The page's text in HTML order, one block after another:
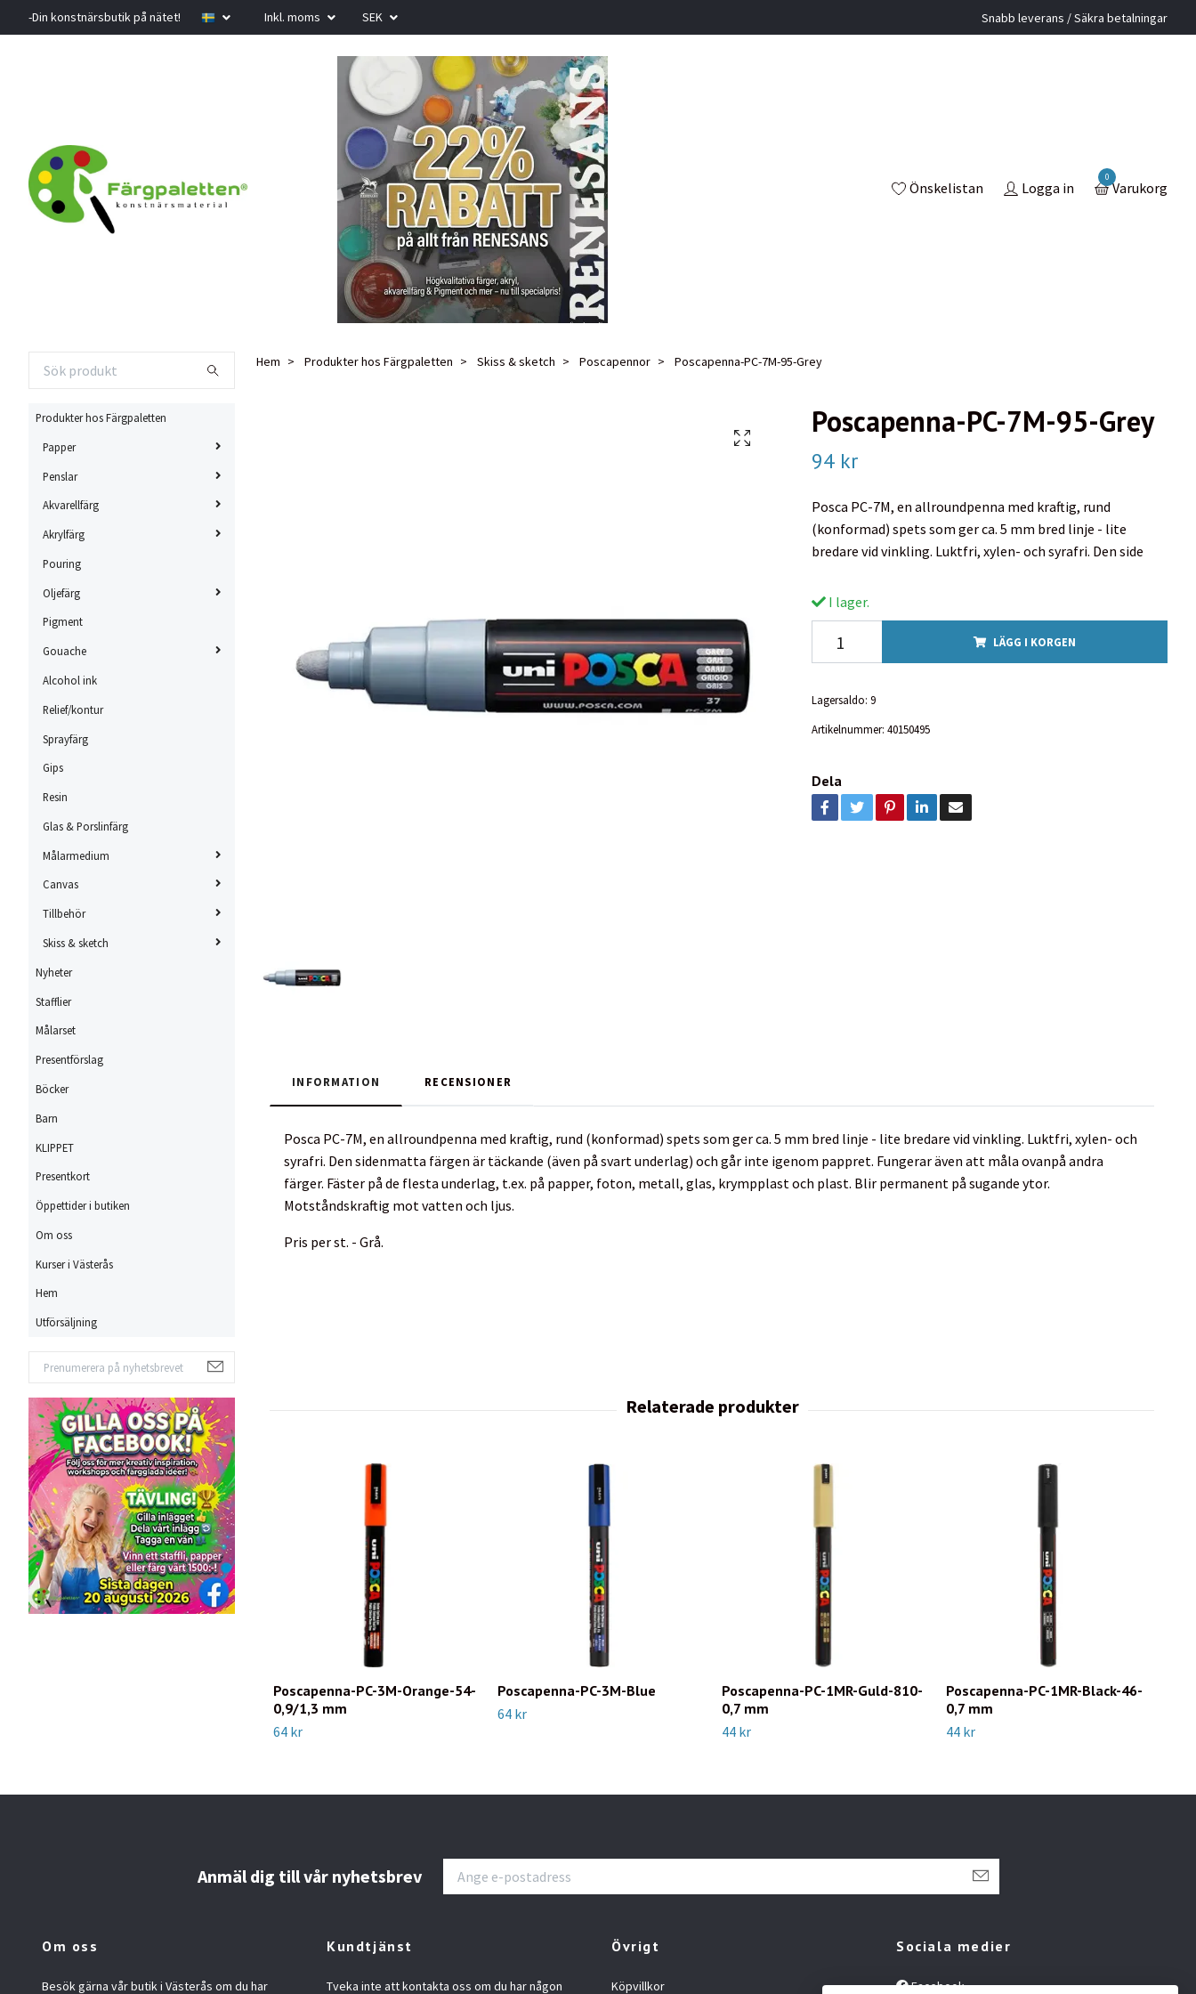
-Din konstnärsbutik på nätet! Inkl. moms SEK Snabb leverans / Säkra betalningar
Önskelistan Logga in
0
Varukorg
Produkter hos Färgpaletten
Papper
Penslar
Akvarellfärg
Akrylfärg
Pouring
Oljefärg
Pigment
Gouache
Alcohol ink
Relief/kontur
Sprayfärg
Gips
Resin
Glas & Porslinfärg
Målarmedium
Canvas
Tillbehör
Skiss & sketch
Nyheter
Stafflier
Målarset
Presentförslag
Böcker
Barn
KLIPPET
Presentkort
Öppettider i butiken
Om oss
Kurser i Västerås
Hem
Utförsäljning
Hem Produkter hos Färgpaletten Skiss & sketch Poscapennor Poscapenna-PC-7M-95-Grey
Poscapenna-PC-7M-95-Grey
94 kr
Posca PC-7M, en allroundpenna med kraftig, rund
(konformad) spets som ger ca. 5 mm bred linje - lite
bredare vid vinkling. Luktfri, xylen- och syrafri. Den side
I lager.
LÄGG I KORGEN
Lagersaldo: 9
Artikelnummer: 40150495
Dela
INFORMATION RECENSIONER
Posca PC-7M, en allroundpenna med kraftig, rund (konformad) spets som ger ca. 5 mm bred linje - lite bredare vid vinkling. Luktfri, xylen- och
syrafri. Den sidenmatta färgen är täckande (även på svart underlag) och går inte igenom pappret. Fungerar även att måla ovanpå andra
färger. Fäster på de flesta underlag, t.ex. på papper, foton, metall, glas, krympplast och plast. Blir permanent på sugande ytor.
Motståndskraftig mot vatten och ljus.
Pris per st. - Grå.
Poscapenna-PC-3M-Orange-54-
0,9/1,3 mm
64 kr
Poscapenna-PC-3M-Blue
64 kr
Poscapenna-PC-1MR-Guld-810-
0,7 mm
44 kr
Poscapenna-PC-1MR-Black-46-
0,7 mm
44 kr
Anmäl dig till vår nyhetsbrev
Om oss
Besök gärna vår butik i Västerås om du har
Kundtjänst
Tveka inte att kontakta oss om du har någon
Övrigt
Köpvillkor
Sociala medier
Facebook